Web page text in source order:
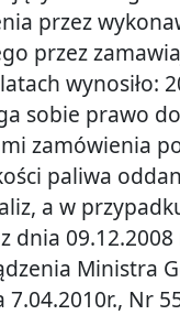
przez
przez
wynosiło:
sobie prawo
zamówienia
paliwa
a w
dnia
Ministra
7.04.2010r., Nr